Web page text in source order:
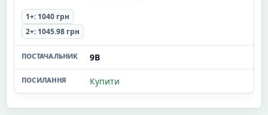
1+: 1040 грн
2+: 1045.98 грн
9В
Купити